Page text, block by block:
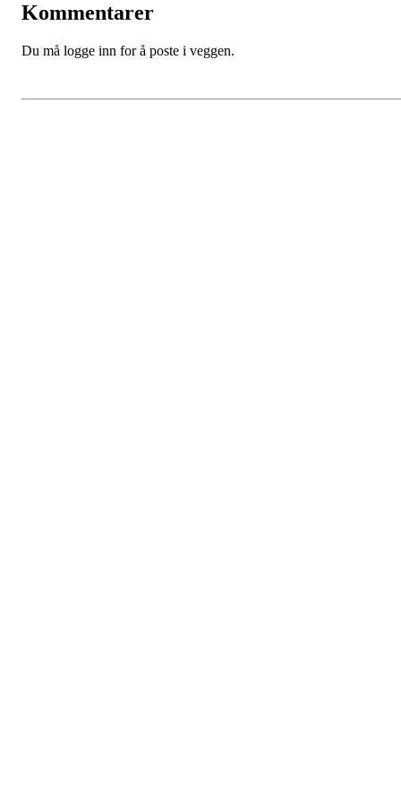
Kommentarer
Du må logge inn for å poste i veggen.